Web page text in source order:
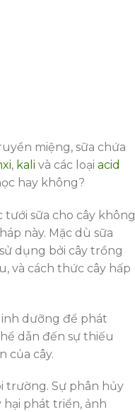
miệng, sữa chứa
, kali và các loại acid
hay không?
sữa cho cây không
này. Mặc dù sữa
dụng bởi cây trồng
và cách thức cây hấp
dưỡng để phát
dẫn đến sự thiếu
của cây.
trường. Sự phân hủy
phát triển, ảnh